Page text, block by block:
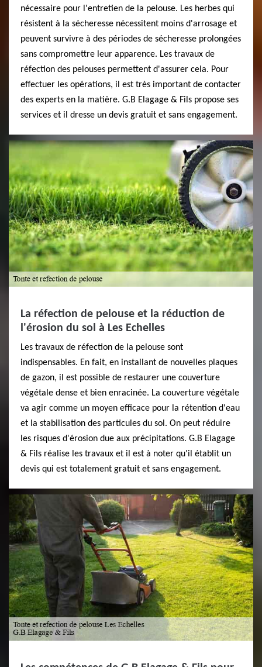
nécessaire pour l'entretien de la pelouse. Les herbes qui
résistent à la sécheresse nécessitent moins d'arrosage et
peuvent survivre à des périodes de sécheresse prolongées
sans compromettre leur apparence. Les travaux de
réfection des pelouses permettent d'assurer cela. Pour
effectuer les opérations, il est très important de contacter
des experts en la matière. G.B Elagage & Fils propose ses
services et il dresse un devis gratuit et sans engagement.
La réfection de pelouse et la réduction de
l'érosion du sol à Les Echelles
Les travaux de réfection de la pelouse sont
indispensables. En fait, en installant de nouvelles plaques
de gazon, il est possible de restaurer une couverture
végétale dense et bien enracinée. La couverture végétale
va agir comme un moyen efficace pour la rétention d'eau
et la stabilisation des particules du sol. On peut réduire
les risques d'érosion due aux précipitations. G.B Elagage
& Fils réalise les travaux et il est à noter qu'il établit un
devis qui est totalement gratuit et sans engagement.